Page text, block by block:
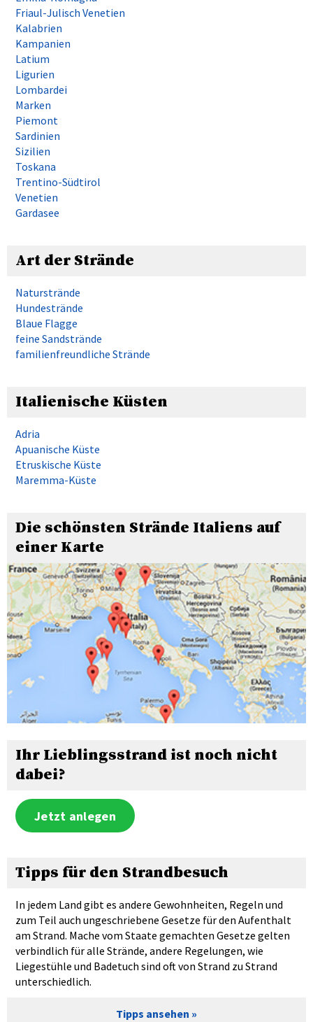
Friaul-Julisch Venetien
Kalabrien
Kampanien
Latium
Ligurien
Lombardei
Marken
Piemont
Sardinien
Sizilien
Toskana
Trentino-Südtirol
Venetien
Gardasee
Art der Strände
Naturstrände
Hundestrände
Blaue Flagge
feine Sandstrände
familienfreundliche Strände
Italienische Küsten
Adria
Apuanische Küste
Etruskische Küste
Maremma-Küste
Die schönsten Strände Italiens auf
einer Karte
Ihr Lieblingsstrand ist noch nicht
dabei?
Jetzt anlegen
Tipps für den Strandbesuch
In jedem Land gibt es andere Gewohnheiten, Regeln und
zum Teil auch ungeschriebene Gesetze für den Aufenthalt
am Strand. Mache vom Staate gemachten Gesetze gelten
verbindlich für alle Strände, andere Regelungen, wie
Liegestühle und Badetuch sind oft von Strand zu Strand
unterschiedlich.
Tipps ansehen